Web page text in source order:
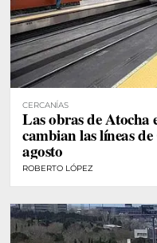
CERCANÍAS
Las obras de Atocha
cambian las líneas
agosto
ROBERTO LÓPEZ